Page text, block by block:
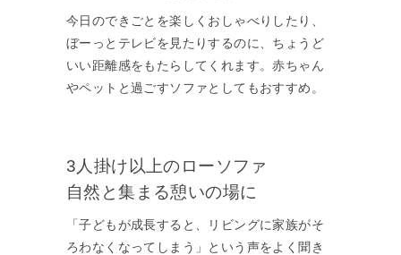
今日のできごとを楽しくおしゃべりしたり、
ぼーっとテレビを見たりするのに、ちょうど
いい距離感をもたらしてくれます。赤ちゃん
やペットと過ごすソファとしてもおすすめ。
3人掛け以上のローソファ
自然と集まる憩いの場に
「子どもが成長すると、リビングに家族がそ
ろわなくなってしまう」という声をよく聞き